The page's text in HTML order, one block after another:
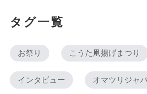
タグ一覧
お祭り こうた凧揚げまつり
インタビュー オマツリジャ